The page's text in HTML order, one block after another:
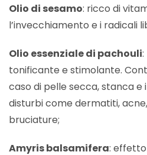
Olio di sesamo: ricco di
l’invecchiamento e i radicali
Olio essenziale di pachouli:
tonificante e stimolante.
caso di pelle secca, stanca e
disturbi come dermatiti,
bruciature;
Amyris balsamifera: